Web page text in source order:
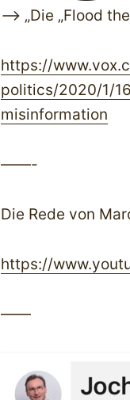
—> „Die „Flood
https://
politics/2020/1/
misinformation
——-
Die Rede von
https://
——